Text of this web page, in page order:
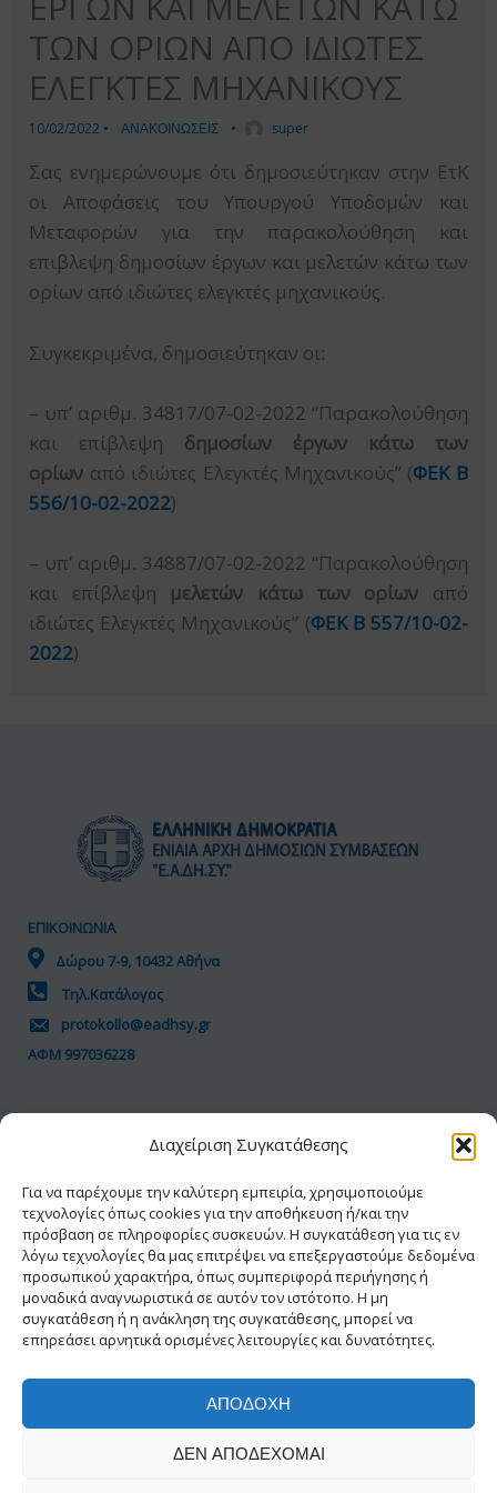
Διαχείριση Συγκατάθεσης
Για να παρέχουμε την καλύτερη εμπειρία, χρησιμοποιούμε
τεχνολογίες όπως cookies για την αποθήκευση ή/και την
πρόσβαση σε πληροφορίες συσκευών. Η συγκατάθεση για τις εν
λόγω τεχνολογίες θα μας επιτρέψει να επεξεργαστούμε δεδομένα
προσωπικού χαρακτήρα, όπως συμπεριφορά περιήγησης ή
μοναδικά αναγνωριστικά σε αυτόν τον ιστότοπο. Η μη
συγκατάθεση ή η ανάκληση της συγκατάθεσης, μπορεί να
επηρεάσει αρνητικά ορισμένες λειτουργίες και δυνατότητες.
ΑΠΟΔΟΧΉ
ΔΕΝ ΑΠΟΔΈΧΟΜΑΙ
ΤΩΝ ΟΡΙΩΝ ΑΠΟ ΙΔΙΩΤΕΣ
ΕΛΕΓΚΤΕΣ ΜΗΧΑΝΙΚΟΥΣ
10/02/2022 • ΑΝΑΚΟΙΝΩΣΕΙΣ • super
Σας ενημερώνουμε ότι δημοσιεύτηκαν στην ΕτΚ
οι Αποφάσεις του Υπουργού Υποδομών και
Μεταφορών για την παρακολούθηση και
επιβλεψη δημοσίων έργων και μελετών κάτω των
ορίων από ιδιώτες ελεγκτές μηχανικούς.
Συγκεκριμένα, δημοσιεύτηκαν οι:
– υπ’ αριθμ. 34817/07-02-2022 “Παρακολούθηση
και επίβλεψη δημοσίων έργων κάτω των
ορίων από ιδιώτες Ελεγκτές Μηχανικούς” (ΦΕΚ Β
556/10-02-2022)
– υπ’ αριθμ. 34887/07-02-2022 “Παρακολούθηση
και επίβλεψη μελετών κάτω των ορίων από
ιδιώτες Eλεγκτές Μηχανικούς” (ΦΕΚ Β 557/10-02-
2022)
ΕΠΙΚΟΙΝΩΝΙΑ
Δώρου 7-9, 10432 Αθήνα
Τηλ.Κατάλογος
protokollo@eadhsy.gr
ΑΦΜ 997036228
Προσωπικά Δεδομένα
Πολιτική Cookies
Δήλωση Προσβασιμότητας
© 2026 ΕΑΔΗΣΥ® | Με την διαφύλαξη κάθε
νόμιμου δικαιώματος